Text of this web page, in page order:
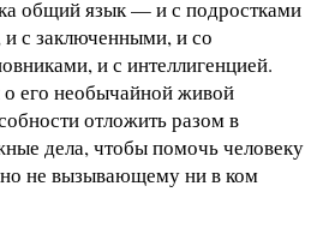
общий язык — и с подростками
с заключенными, и со
и с интеллигенцией.
его необычайной живой
отложить разом в
дела, чтобы помочь человеку
не вызывающему ни в ком